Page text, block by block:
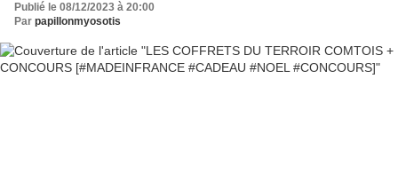
Publié le 08/12/2023 à 20:00
Par papillonmyosotis